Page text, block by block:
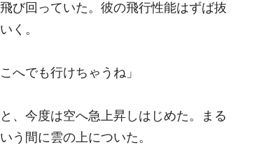
び回っていた。彼の飛行性能はずば抜
く。
へでも行けちゃうね」
、今度は空へ急上昇しはじめた。まる
う間に雲の上についた。